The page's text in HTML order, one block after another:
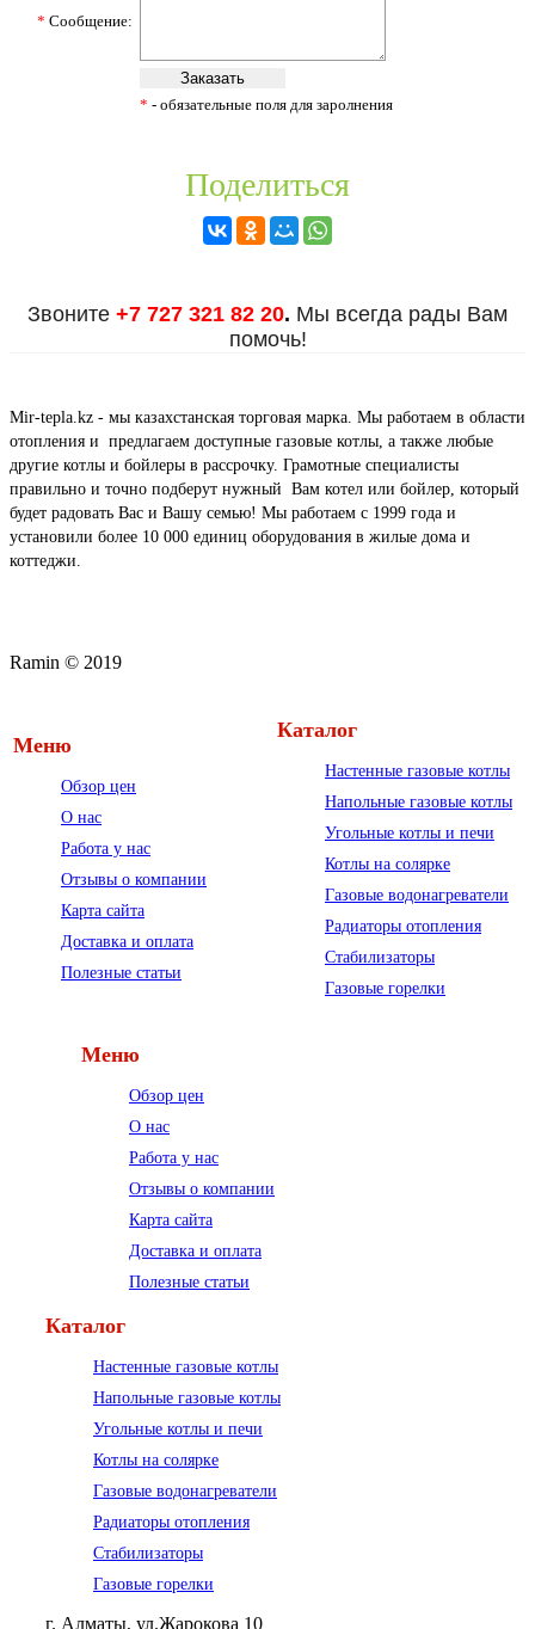
* Сообщение:
* - обязательные поля для заролнения
Поделиться
Звоните +7 727 321 82 20. Мы всегда рады Вам
помочь!
Mir-tepla.kz - мы казахстанская торговая марка. Мы работаем в области
отопления и предлагаем доступные газовые котлы, а также любые
другие котлы и бойлеры в рассрочку. Грамотные специалисты
правильно и точно подберут нужный Вам котел или бойлер, который
будет радовать Вас и Вашу семью! Мы работаем с 1999 года и
установили более 10 000 единиц оборудования в жилые дома и
коттеджи.
Ramin © 2019
Меню
Обзор цен
О нас
Работа у нас
Отзывы о компании
Карта сайта
Доставка и оплата
Полезные статьи
Каталог
Настенные газовые котлы
Напольные газовые котлы
Угольные котлы и печи
Котлы на солярке
Газовые водонагреватели
Радиаторы отопления
Стабилизаторы
Газовые горелки
Меню
Обзор цен
О нас
Работа у нас
Отзывы о компании
Карта сайта
Доставка и оплата
Полезные статьи
Каталог
Настенные газовые котлы
Напольные газовые котлы
Угольные котлы и печи
Котлы на солярке
Газовые водонагреватели
Радиаторы отопления
Стабилизаторы
Газовые горелки
г. Алматы, ул.Жарокова 10